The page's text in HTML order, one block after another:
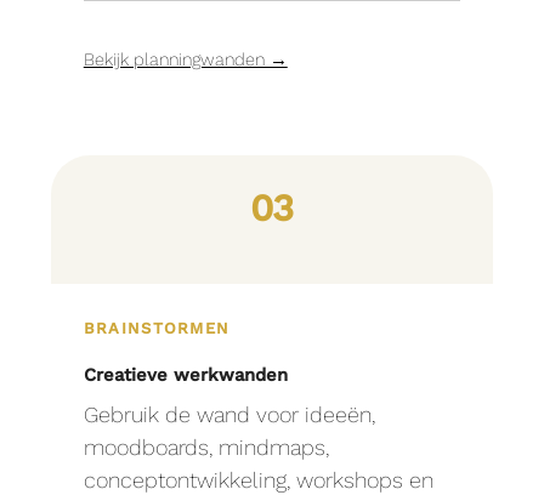
Bekijk planningwanden →
03
BRAINSTORMEN
Creatieve werkwanden
Gebruik de wand voor ideeën,
moodboards, mindmaps,
conceptontwikkeling, workshops en